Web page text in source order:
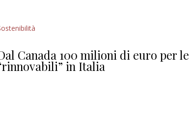
Canada 100 milioni di euro per le
in Italia